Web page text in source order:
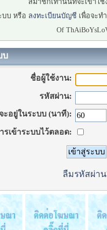
บบ หรือ ลงทะเบียนบัญชี เพื่อจะท
Of
บ
ชื่อผู้ใช้งาน:
รหัสผ่าน:
ะอยู่ในระบบ (นาที):
รเข้าระบบไว้ตลอด:
ลืมรหัสผ่าน